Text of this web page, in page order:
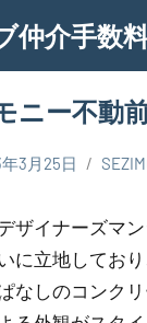
仲介手数
ニー不動
3月25日
ザイナーズマ
に立地してお
なしのコンク